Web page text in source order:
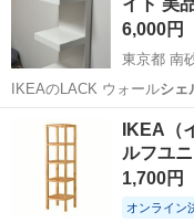
6,000円
東京都 南
IKEAのLACK ウォールシェ
か…
江東区 南砂
IKEA（
ルフユ
1,700円
オンライン